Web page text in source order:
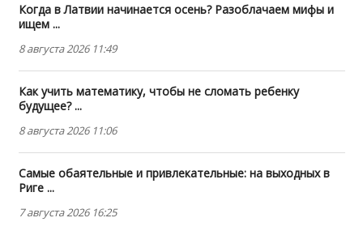
Когда в Латвии начинается осень? Разоблачаем мифы и
ищем ...
8 августа 2026 11:49
Как учить математику, чтобы не сломать ребенку
будущее? ...
8 августа 2026 11:06
Самые обаятельные и привлекательные: на выходных в
Риге ...
7 августа 2026 16:25